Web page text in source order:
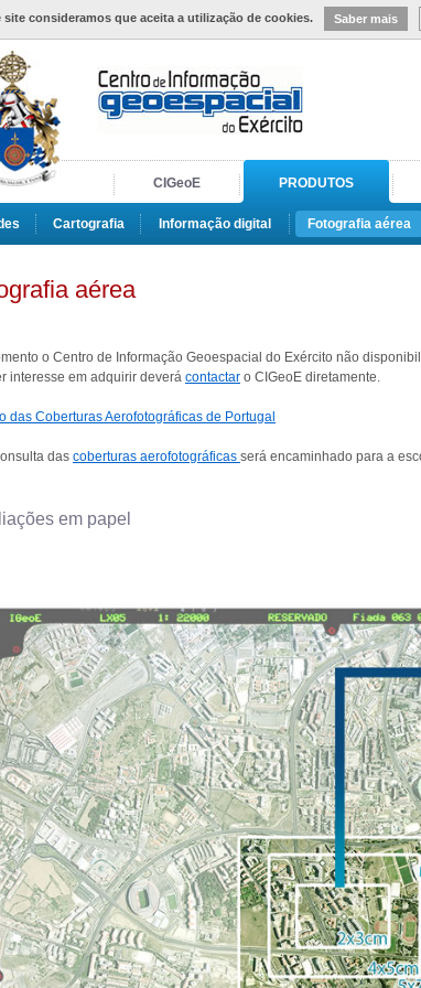
consideramos que aceita a utilização de cookies. Saber mais
CIGeoE PRODUTOS
Cartografia Informação digital Fotografia aérea
aérea
o Centro de Informação Geoespacial do Exército não
interesse em adquirir deverá contactar o CIGeoE diretamente.
das Coberturas Aerofotográficas de Portugal
das coberturas aerofotográficas será encaminhado para a
em papel